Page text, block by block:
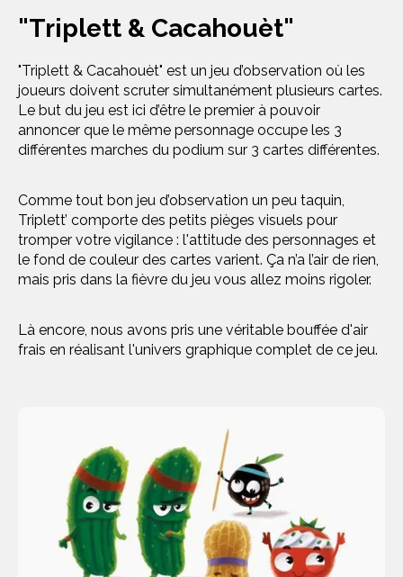
"Triplett & Cacahouèt"
"Triplett & Cacahouèt" est un jeu d’observation où les
joueurs doivent scruter simultanément plusieurs cartes.
Le but du jeu est ici d’être le premier à pouvoir
annoncer que le même personnage occupe les 3
différentes marches du podium sur 3 cartes différentes.
Comme tout bon jeu d’observation un peu taquin,
Triplett’ comporte des petits pièges visuels pour
tromper votre vigilance : l'attitude des personnages et
le fond de couleur des cartes varient. Ça n’a l’air de rien,
mais pris dans la fièvre du jeu vous allez moins rigoler.
Là encore, nous avons pris une véritable bouffée d'air
frais en réalisant l'univers graphique complet de ce jeu.